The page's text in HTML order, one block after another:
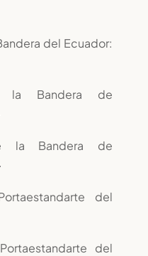
del Ecuador:
la Bandera de
la Bandera de
del
del